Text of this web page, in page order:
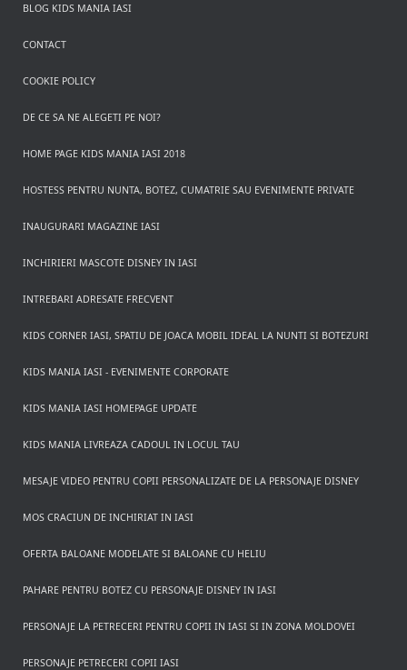
BLOG KIDS MANIA IASI
CONTACT
COOKIE POLICY
DE CE SA NE ALEGETI PE NOI?
HOME PAGE KIDS MANIA IASI 2018
HOSTESS PENTRU NUNTA, BOTEZ, CUMATRIE SAU EVENIMENTE PRIVATE
INAUGURARI MAGAZINE IASI
INCHIRIERI MASCOTE DISNEY IN IASI
INTREBARI ADRESATE FRECVENT
KIDS CORNER IASI, SPATIU DE JOACA MOBIL IDEAL LA NUNTI SI BOTEZURI
KIDS MANIA IASI - EVENIMENTE CORPORATE
KIDS MANIA IASI HOMEPAGE UPDATE
KIDS MANIA LIVREAZA CADOUL IN LOCUL TAU
MESAJE VIDEO PENTRU COPII PERSONALIZATE DE LA PERSONAJE DISNEY
MOS CRACIUN DE INCHIRIAT IN IASI
OFERTA BALOANE MODELATE SI BALOANE CU HELIU
PAHARE PENTRU BOTEZ CU PERSONAJE DISNEY IN IASI
PERSONAJE LA PETRECERI PENTRU COPII IN IASI SI IN ZONA MOLDOVEI
PERSONAJE PETRECERI COPII IASI